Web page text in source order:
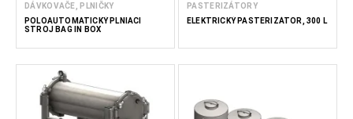
DÁVKOVAČE, PLNIČKY
POLOAUTOMATICKÝ PLNIACI
STROJ BAG IN BOX
PASTERIZÁTORY
ELEKTRICKÝ PASTERIZÁTOR, 300 L